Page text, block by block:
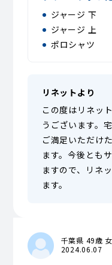
ジャージ 下
ジャージ 上
ポロシャツ
リネットより
この度はリネッ
うございます。
ご満足いただけ
ます。今後とも
ますので、リネ
ます。
千葉県 49歳
2024.06.07